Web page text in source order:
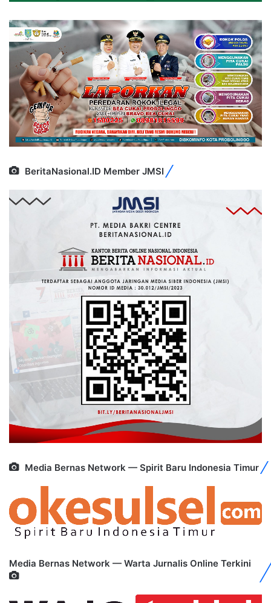
BeritaNasional.ID Member JMSI
Media Bernas Network — Spirit Baru Indonesia Timur
Media Bernas Network — Warta Jurnalis Online Terkini